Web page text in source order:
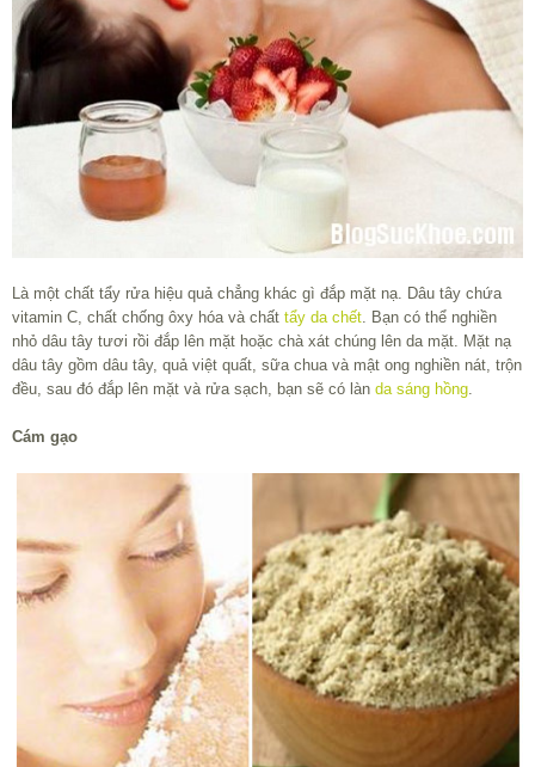
Là một chất tẩy rửa hiệu quả chẳng khác gì đắp mặt nạ. Dâu tây chứa
vitamin C, chất chống ôxy hóa và chất tẩy da chết . Bạn có thể nghiền
nhỏ dâu tây tươi rồi đắp lên mặt hoặc chà xát chúng lên da mặt. Mặt nạ
dâu tây gồm dâu tây, quả việt quất, sữa chua và mật ong nghiền nát, trộn
đều, sau đó đắp lên mặt và rửa sạch, bạn sẽ có làn da sáng hồng
Cám gạo